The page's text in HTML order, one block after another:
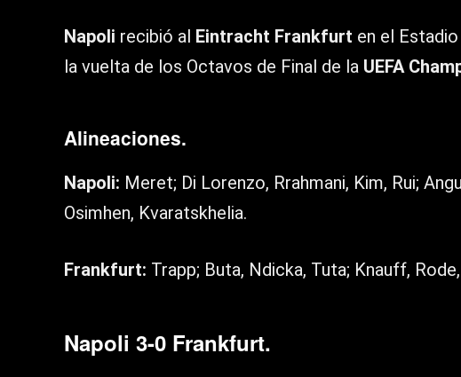
Napoli recibió al Eintracht Frankfurt en el
la vuelta de los Octavos de Final de la UEFA
Alineaciones.
Napoli: Meret; Di Lorenzo, Rrahmani, Kim, Rui;
Osimhen, Kvaratskhelia.
Frankfurt: Trapp; Buta, Ndicka, Tuta; Knauff,
Napoli 3-0 Frankfurt.